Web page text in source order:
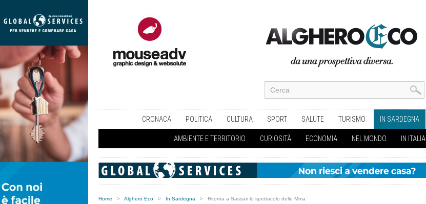
CRONACA POLITICA CULTURA SPORT SALUTE TURISMO IN SARDEGNA
AMBIENTE E TERRITORIO CURIOSITÀ ECONOMIA NEL MONDO IN ITALIA
Home > Alghero Eco > In Sardegna > Ritorna a Sassari lo spettacolo delle Mma